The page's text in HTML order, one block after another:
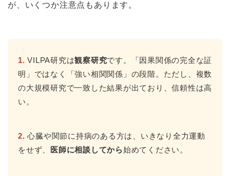
が、いくつか注意点もあります。
1. VILPA研究は観察研究です。「因果関係の完全な証
明」ではなく「強い相関関係」の段階。ただし、複数
の大規模研究で一致した結果が出ており、信頼性は高
い。
2. 心臓や関節に持病のある方は、いきなり全力運動
をせず、
医師に相談してから始めてください。